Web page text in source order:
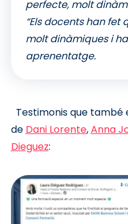
perfecte, molt
“Els docents han fet
molt dinàmiques i
aprenentatge.
Testimonis que també
de Dani Lorente,Anna
Dieguez: